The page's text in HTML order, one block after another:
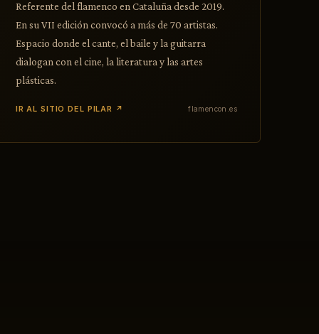
Referente del flamenco en Cataluña desde 2019.
En su VII edición convocó a más de 70 artistas.
Espacio donde el cante, el baile y la guitarra
dialogan con el cine, la literatura y las artes
plásticas.
IR AL SITIO DEL PILAR ↗ flamencon.es